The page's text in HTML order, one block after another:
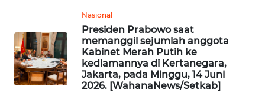
Nasional
Presiden Prabowo saat
memanggil sejumlah anggota
Kabinet Merah Putih ke
kediamannya di Kertanegara,
Jakarta, pada Minggu, 14 Juni
2026. [WahanaNews/Setkab]
TAPANULI
UTARA
WN